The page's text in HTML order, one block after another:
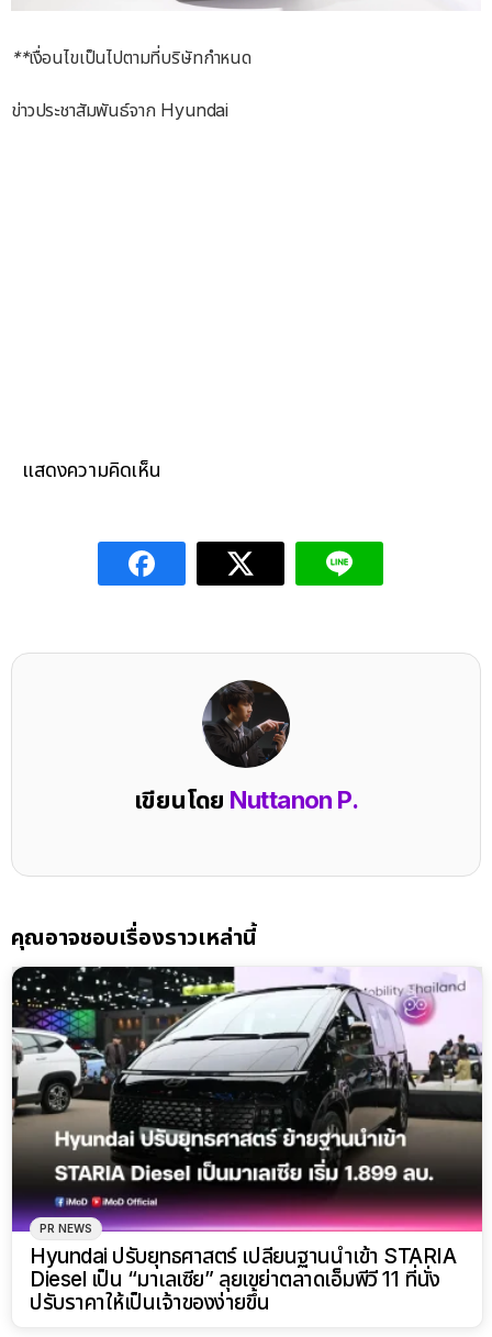
**เงื่อนไขเป็นไปตามที่บริษัทกำหนด
ข่าวประชาสัมพันธ์จาก Hyundai
แสดงความคิดเห็น
เขียนโดย Nuttanon P.
คุณอาจชอบเรื่องราวเหล่านี้
PR NEWS
Hyundai ปรับยุทธศาสตร์ เปลี่ยนฐานนำเข้า STARIA
Diesel เป็น “มาเลเซีย” ลุยเขย่าตลาดเอ็มพีวี 11 ที่นั่ง
ปรับราคาให้เป็นเจ้าของง่ายขึ้น